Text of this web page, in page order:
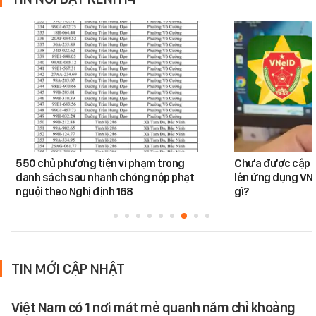
550 chủ phương tiện vi phạm trong
danh sách sau nhanh chóng nộp phạt
nguội theo Nghị định 168
Chưa được cập
lên ứng dụng
gì?
TIN MỚI CẬP NHẬT
Việt Nam có 1 nơi mát mẻ quanh năm chỉ khoảng